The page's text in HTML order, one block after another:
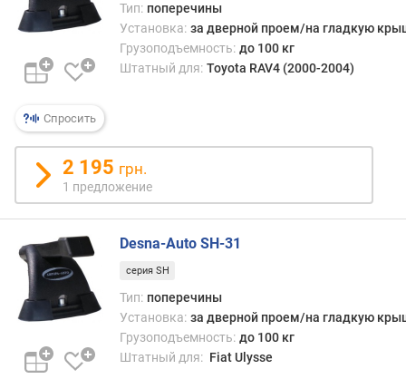
д
и
н
(
с
м
)
ш
р
и
с
м
Спросить
Тип: поперечины
Установка: за дверной проем/на гладкую
Грузоподъемность: до 100 кг
Штатный для: Toyota RAV4 (2000-2004)
2 195 грн.
1 предложение
Desna-Auto SH-31
серия SH
Тип: поперечины
Установка: за дверной проем/на гладкую
Грузоподъемность: до 100 кг
Штатный для: Fiat Ulysse